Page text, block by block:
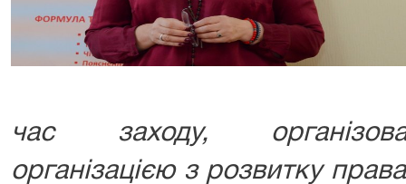
час заходу,
організацією з розвитку